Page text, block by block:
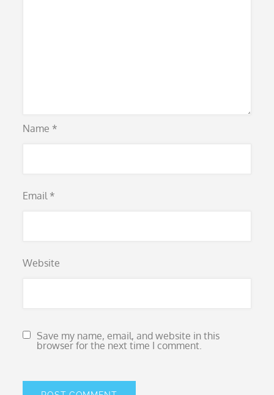
Name *
Email *
Website
Save my name, email, and website in this
browser for the next time I comment.